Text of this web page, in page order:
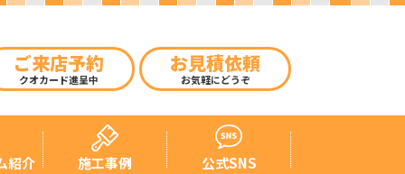
ご来店予約
クオカード進呈中
お見積依頼
お気軽にどうぞ
紹介 施工事例 公式SNS